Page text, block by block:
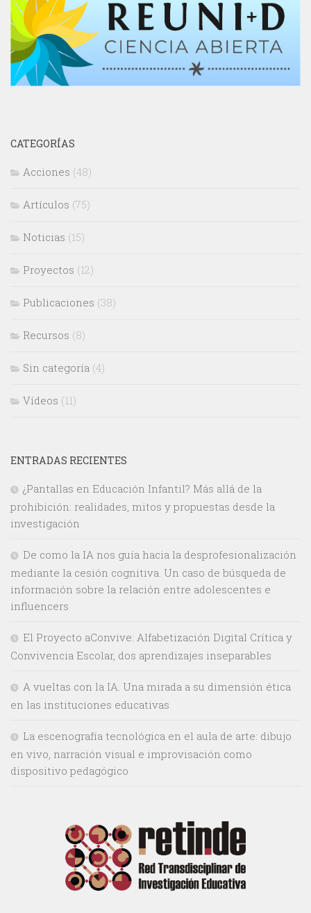
CATEGORÍAS
Acciones (48)
Artículos (75)
Noticias (15)
Proyectos (12)
Publicaciones (38)
Recursos (8)
Sin categoría (4)
Vídeos (11)
ENTRADAS RECIENTES
¿Pantallas en Educación Infantil? Más allá de la
prohibición: realidades, mitos y propuestas desde la
investigación
De como la IA nos guía hacia la desprofesionalización
mediante la cesión cognitiva. Un caso de búsqueda de
información sobre la relación entre adolescentes e
influencers
El Proyecto aConvive: Alfabetización Digital Crítica y
Convivencia Escolar, dos aprendizajes inseparables
A vueltas con la IA. Una mirada a su dimensión ética
en las instituciones educativas
La escenografía tecnológica en el aula de arte: dibujo
en vivo, narración visual e improvisación como
dispositivo pedagógico